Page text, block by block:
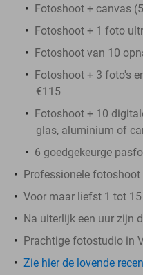
Fotoshoot + canvas
Fotoshoot + 1 foto
Fotoshoot van 10
Fotoshoot + 3 foto's
€115
Fotoshoot + 10
glas, aluminium of
6 goedgekeurge
Professionele fotoshoot
Voor maar liefst 1 tot 15
Na uiterlijk een uur zijn
Prachtige fotostudio in
Zie hier de lovende